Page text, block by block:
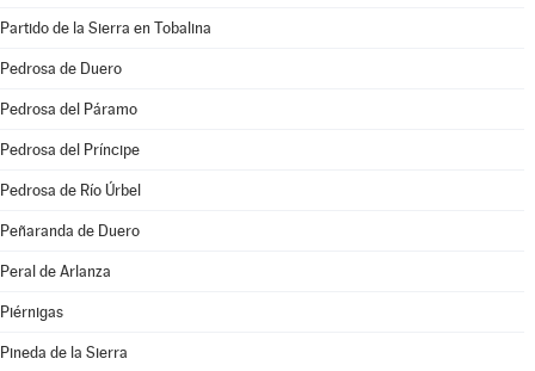
Partido de la Sierra en Tobalina
Pedrosa de Duero
Pedrosa del Páramo
Pedrosa del Príncipe
Pedrosa de Río Úrbel
Peñaranda de Duero
Peral de Arlanza
Piérnigas
Pineda de la Sierra